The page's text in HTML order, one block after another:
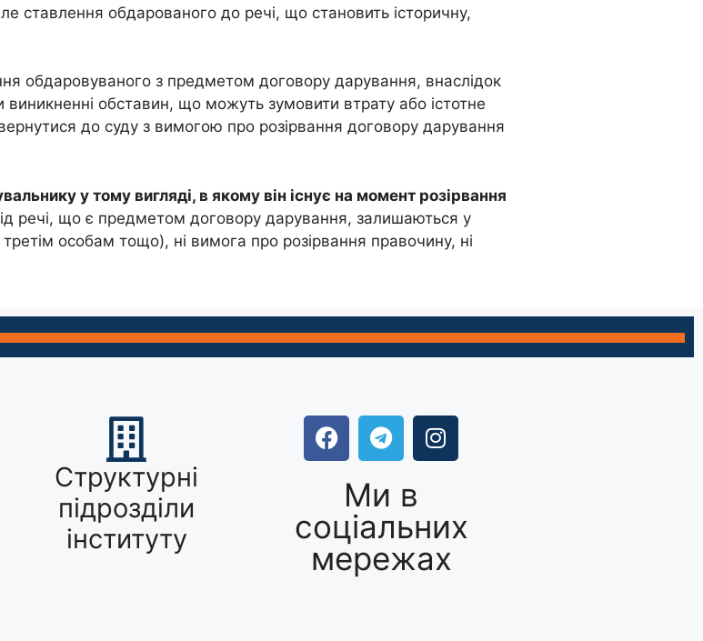
ставлення обдарованого до речі, що становить історичну,
обдаровуваного з предметом договору дарування, внаслідок
обставин, що можуть зумовити втрату або істотне
до суду з вимогою про розірвання договору дарування
у тому вигляді, в якому він існує на момент розірвання
речі, що є предметом договору дарування, залишаються у
особам тощо), ні вимога про розірвання правочину, ні
Структурні
підрозділи
інституту
Ми в
соціальних
мережах